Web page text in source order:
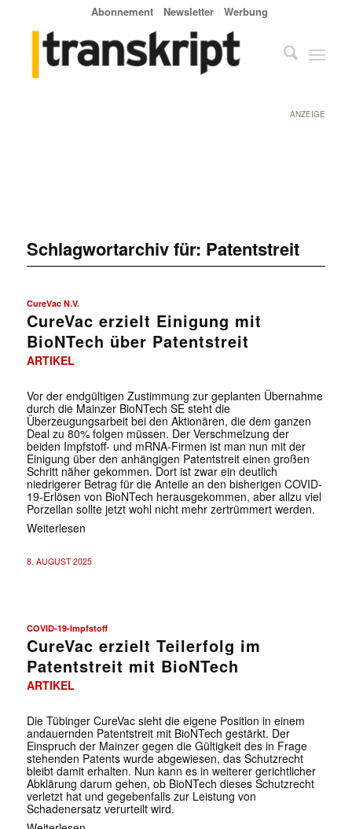
Abonnement Newsletter Werbung
ANZEIGE
Schlagwortarchiv für: Patentstreit
CureVac N.V.
CureVac erzielt Einigung mit
BioNTech über Patentstreit
ARTIKEL
Vor der endgültigen Zustimmung zur geplanten Übernahme
durch die Mainzer BioNTech SE steht die
Überzeugungsarbeit bei den Aktionären, die dem ganzen
Deal zu 80% folgen müssen. Der Verschmelzung der
beiden Impfstoff- und mRNA-Firmen ist man nun mit der
Einigung über den anhängigen Patentstreit einen großen
Schritt näher gekommen. Dort ist zwar ein deutlich
niedrigerer Betrag für die Anteile an den bisherigen COVID-
19-Erlösen von BioNTech herausgekommen, aber allzu viel
Porzellan sollte jetzt wohl nicht mehr zertrümmert werden.
Weiterlesen
8. AUGUST 2025
COVID-19-Impfstoff
CureVac erzielt Teilerfolg im
Patentstreit mit BioNTech
ARTIKEL
Die Tübinger CureVac sieht die eigene Position in einem
andauernden Patentstreit mit BioNTech gestärkt. Der
Einspruch der Mainzer gegen die Gültigkeit des in Frage
stehenden Patents wurde abgewiesen, das Schutzrecht
bleibt damit erhalten. Nun kann es in weiterer gerichtlicher
Abklärung darum gehen, ob BioNTech dieses Schutzrecht
verletzt hat und gegebenfalls zur Leistung von
Schadenersatz verurteilt wird.